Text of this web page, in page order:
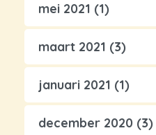
mei 2021 (1)
maart 2021 (3)
januari 2021 (1)
december 2020 (3)